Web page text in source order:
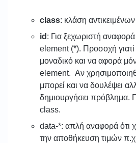
class: κλάση
id : Για ξεχωριστή
element (*). Προσοχή γιατί
μοναδικό και να αφορά
element. Αν
μπορεί και να δουλέψει
δημιουργήσει πρόβλημα.
class.
data-*: απλή αναφορά ότι
την αποθήκευση τιμών